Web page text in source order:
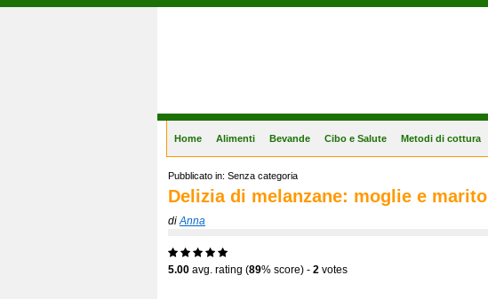
Gastronomia Online
Home Alimenti Bevande Cibo e Salute Metodi di cottura
Pubblicato in: Senza categoria
Delizia di melanzane: moglie e marito
diAnna
5.00 avg. rating (89% score) - 2 votes